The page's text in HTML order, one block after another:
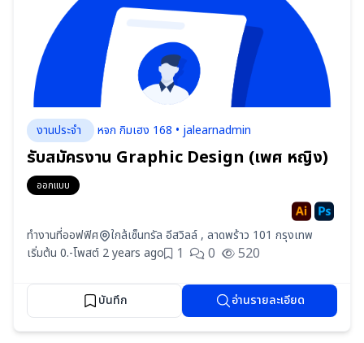
งานประจำ หจก กิมเฮง 168 • jalearnadmin
รับสมัครงาน Graphic Design (เพศ หญิง)
ออกแบบ
ทำงานที่ออฟฟิศ
ใกล้เซ็นทรัล อีสวิลล์ , ลาดพร้าว 101 กรุงเทพ
เริ่มต้น 0.-โพสต์ 2 years ago 1 0 520
บันทึก อ่านรายละเอียด